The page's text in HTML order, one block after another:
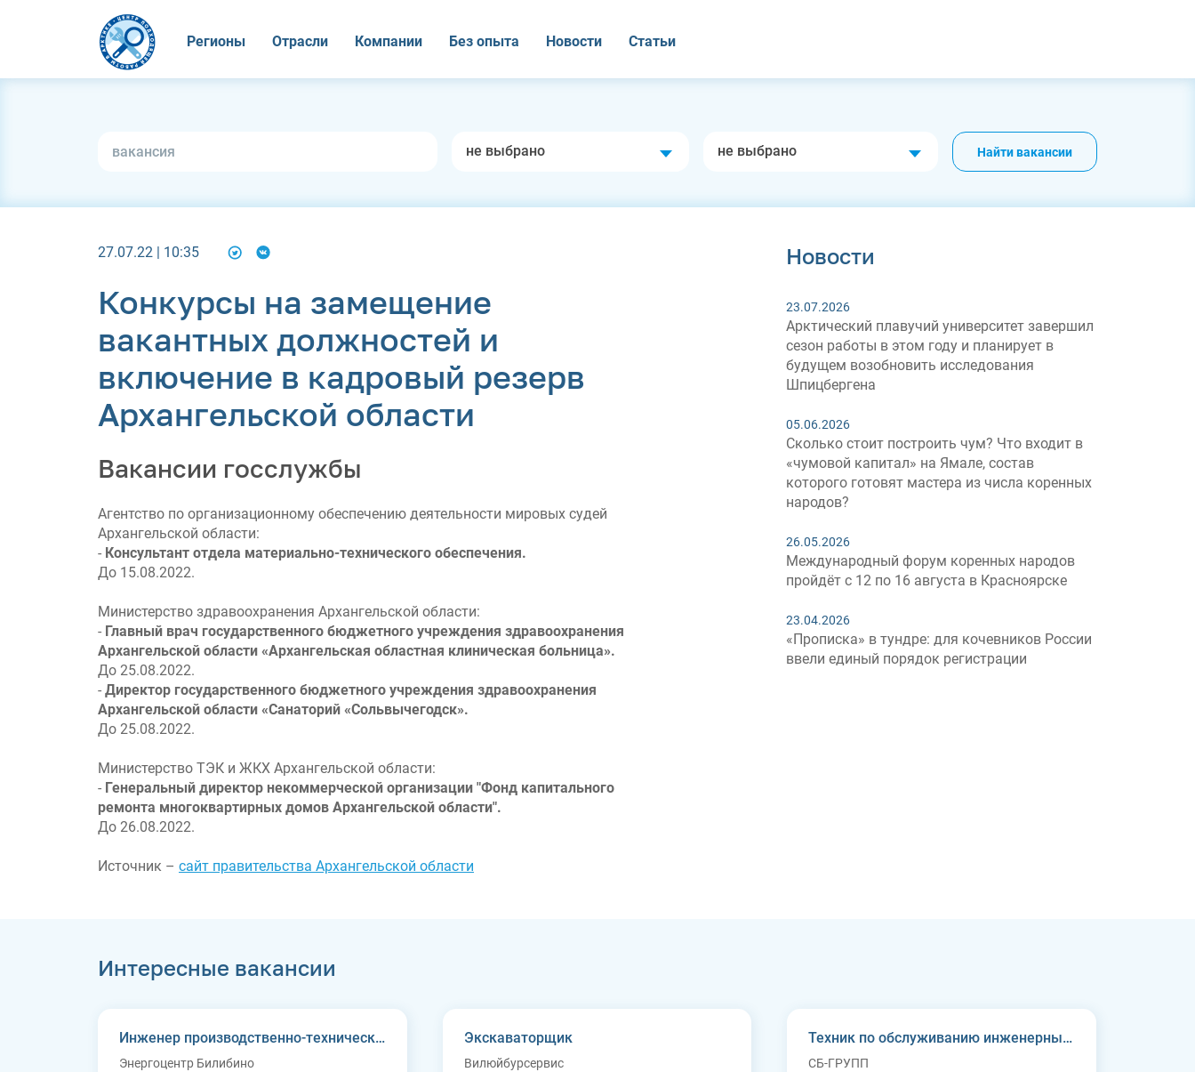
Регионы Отрасли Компании Без опыта Новости Статьи
не выбрано не выбрано Найти вакансии
27.07.22 | 10:35
Конкурсы на замещение
вакантных должностей и
включение в кадровый резерв
Архангельской области
Вакансии госслужбы
Агентство по организационному обеспечению деятельности мировых судей
Архангельской области:
- Консультант отдела материально-технического обеспечения.
До 15.08.2022.
Министерство здравоохранения Архангельской области:
- Главный врач государственного бюджетного учреждения здравоохранения
Архангельской области «Архангельская областная клиническая больница».
До 25.08.2022.
- Директор государственного бюджетного учреждения здравоохранения
Архангельской области «Санаторий «Сольвычегодск».
До 25.08.2022.
Министерство ТЭК и ЖКХ Архангельской области:
- Генеральный директор некоммерческой организации "Фонд капитального
ремонта многоквартирных домов Архангельской области".
До 26.08.2022.
Источник – сайт правительства Архангельской области
Новости
23.07.2026
Арктический плавучий университет завершил
сезон работы в этом году и планирует в
будущем возобновить исследования
Шпицбергена
05.06.2026
Сколько стоит построить чум? Что входит в
«чумовой капитал» на Ямале, состав
которого готовят мастера из числа коренных
народов?
26.05.2026
Международный форум коренных народов
пройдёт с 12 по 16 августа в Красноярске
23.04.2026
«Прописка» в тундре: для кочевников России
ввели единый порядок регистрации
Интересные вакансии
Инженер производственно-технического отдела
Энергоцентр Билибино
Экскаваторщик
Вилюйбурсервис
Техник по обслуживанию инженерных систем
СБ-ГРУПП